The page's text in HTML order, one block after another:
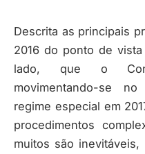
Descrita as principais
2016 do ponto de
lado, que o
movimentando-se
regime especial em
procedimentos
muitos são